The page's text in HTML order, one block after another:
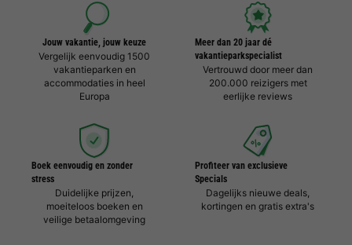
Jouw vakantie, jouw keuze
Vergelijk eenvoudig 1500
vakantieparken en
accommodaties in heel
Europa
Meer dan 20 jaar dé
vakantieparkspecialist
Vertrouwd door meer dan
200.000 reizigers met
eerlijke reviews
Boek eenvoudig en zonder
stress
Duidelijke prijzen,
moeiteloos boeken en
veilige betaalomgeving
Profiteer van exclusieve
Specials
Dagelijks nieuwe deals,
kortingen en gratis extra's